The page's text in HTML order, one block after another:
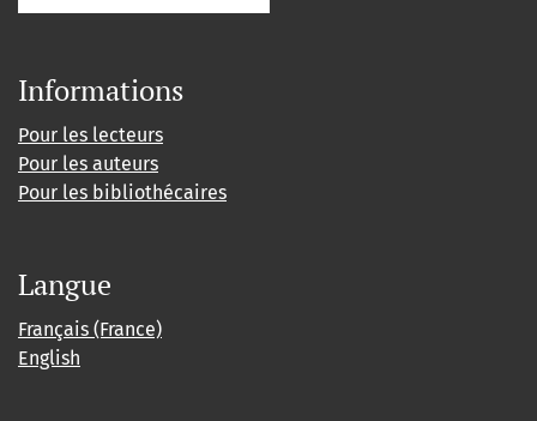
Informations
Pour les lecteurs
Pour les auteurs
Pour les bibliothécaires
Langue
Français (France)
English